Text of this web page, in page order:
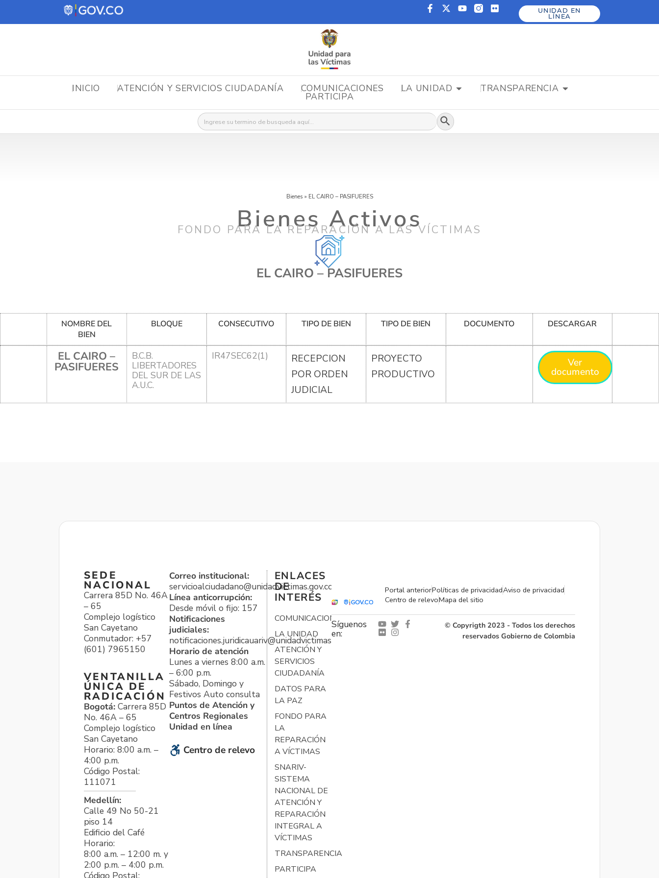
UNIDAD EN
LÍNEA
INICIO ATENCIÓN Y SERVICIOS CIUDADANÍA COMUNICACIONES LA UNIDAD TRANSPARENCIA
PARTICIPA
Buscar: Botón de búsqueda
Bienes » EL CAIRO – PASIFUERES
Bienes Activos
FONDO PARA LA REPARACIÓN A LAS VÍCTIMAS
EL CAIRO – PASIFUERES
NOMBRE DEL
BIEN
BLOQUE CONSECUTIVO TIPO DE BIEN TIPO DE BIEN DOCUMENTO DESCARGAR
EL CAIRO –
PASIFUERES
B.C.B.
LIBERTADORES
DEL SUR DE LAS
A.U.C.
IR47SEC62(1)
RECEPCION
POR ORDEN
JUDICIAL
PROYECTO
PRODUCTIVO
Ver
documento
SEDE
NACIONAL
Carrera 85D No. 46A
– 65
Complejo logístico
San Cayetano
Conmutador: +57
(601) 7965150
VENTANILLA
ÚNICA DE
RADICACIÓN
Bogotá: Carrera 85D
No. 46A – 65
Complejo logístico
San Cayetano
Horario: 8:00 a.m. –
4:00 p.m.
Código Postal:
111071
Medellín:
Calle 49 No 50-21
piso 14
Edificio del Café
Horario:
8:00 a.m. – 12:00 m. y
2:00 p.m. – 4:00 p.m.
Correo institucional:
servicioalciudadano@unidadvictimas.gov.co
Línea anticorrupción:
Desde móvil o fijo: 157
Notificaciones
judiciales:
notificaciones.juridicauariv@unidadvictimas.gov.co
Horario de atención
Lunes a viernes 8:00 a.m.
– 6:00 p.m.
Sábado, Domingo y
Festivos Auto consulta
Puntos de Atención y
Centros Regionales
Unidad en línea
Centro de relevo
ENLACES
DE
INTERÉS
COMUNICACIONES
LA UNIDAD
ATENCIÓN Y
SERVICIOS
CIUDADANÍA
DATOS PARA
LA PAZ
FONDO PARA
LA
REPARACIÓN
A VÍCTIMAS
SNARIV-
SISTEMA
NACIONAL DE
ATENCIÓN Y
REPARACIÓN
INTEGRAL A
VÍCTIMAS
TRANSPARENCIA
PARTICIPA
Portal anteriorPolíticas de privacidadAviso de privacidad
Centro de relevoMapa del sitio
Síguenos
en:
© Copyrigth 2023 - Todos los derechos
reservados Gobierno de Colombia